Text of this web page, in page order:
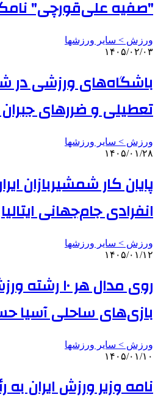
"صفیه علی‌قورچی"
ورزش > سایر ورزشها
۱۴۰۵/۰۲/۰۳
باشگاه‌های ورزشی در
تعطیلی و ضررهای جبران
ورزش > سایر ورزشها
۱۴۰۵/۰۱/۲۸
پایان کار شمشیربازان
انفرادی جام‌جهانی ایتالیا
ورزش > سایر ورزشها
۱۴۰۵/۰۱/۱۲
روی مدال هر ۱۰
بازی‌های ساحلی
ورزش > سایر ورزشها
۱۴۰۵/۰۱/۱۰
نامه وزیر ورزش ایران